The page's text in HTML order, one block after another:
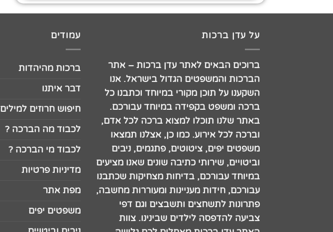
על עדן ברכות
ברוכים הבאים לאתר עדן ברכות – אתר
הברכות והמשפטים הגדול בישראל. אנו
השקענו על תוכן מקורי במיוחד וכתבנו כל
ברכה ומשפט בקפידה במיוחד עבורכם.
באתר שלנו תוכלו למצוא ברכה לכל אדם,
וברכה לכל אירוע. כמו כן, אצלנו תמצאו
משפטים יפים, ציטוטים, פתגמים, ניבים
וביטויים, שירותי כתיבה שונים שאנו מציעים
במיוחד עבורכם, בדיחות מצחיקות שכתבנו
עבורכם, חידות מעניינות ומעוררות מחשבה,
פתרונות לתשחצים ותשבצים וגם דפי
צביעה להדפסה לילדים שבינינו. צוות
עמודים
ברכות מהיהדות
דבר איתנו
חיפוש חרוזים למילים
לכבוד מה הברכה ?
לכבוד מי הברכה ?
מדיניות פרטיות
מפת אתר
משפטים יפים